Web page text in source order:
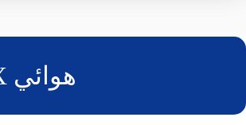
هوائي DIAMOND HF20FX للحزمة 20 متر – هوائي HF موبايل 14MHz